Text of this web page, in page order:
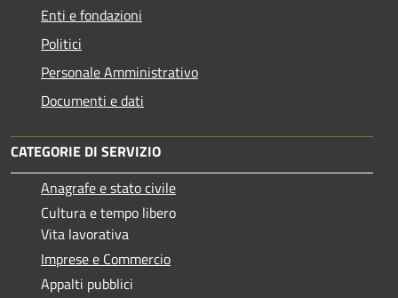
Enti e fondazioni
Politici
Personale Amministrativo
Documenti e dati
CATEGORIE DI SERVIZIO
Anagrafe e stato civile
Cultura e tempo libero
Vita lavorativa
Imprese e Commercio
Appalti pubblici